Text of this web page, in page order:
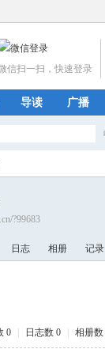
信扫一扫，快速登录
导读 广播
?99683
日志 相册 记录
0 日志数 0 相册数